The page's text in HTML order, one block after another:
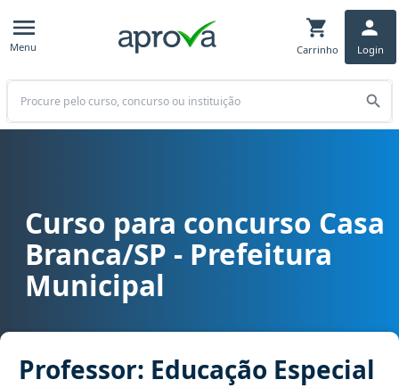
Menu Carrinho Login
Buscar
Curso para concurso Casa Branca/SP - Prefeitura Municipal cargo
Curso para concurso Casa
Branca/SP - Prefeitura
Municipal
Professor: Educação Especial